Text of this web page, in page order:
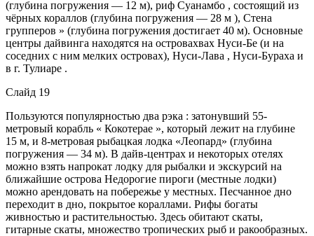
(глубина погружения — 12 м), риф Суанамбо , состоящий из
чёрных кораллов (глубина погружения — 28 м ), Стена
групперов » (глубина погружения достигает 40 м). Основные
центры дайвинга находятся на островахвах Нуси-Бе (и на
соседних с ним мелких островах), Нуси-Лава , Нуси-Бураха и
в г. Тулиаре .
Слайд 19
Пользуются популярностью два рэка : затонувший 55-
метровый корабль « Кокотерае », который лежит на глубине
15 м, и 8-метровая рыбацкая лодка «Леопард» (глубина
погружения — 34 м). В дайв-центрах и некоторых отелях
можно взять напрокат лодку для рыбалки и экскурсий на
ближайшие острова Недорогие пироги (местные лодки)
можно арендовать на побережье у местных. Песчанное дно
переходит в дно, покрытое кораллами. Рифы богаты
живностью и растительностью. Здесь обитают скаты,
гитарные скаты, множество тропических рыб и ракообразных.